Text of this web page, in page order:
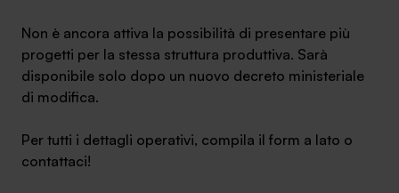
Non è ancora attiva la possibilità di presentare più
progetti per la stessa struttura produttiva. Sarà
disponibile solo dopo un nuovo decreto ministeriale
di modifica.
Per tutti i dettagli operativi, compila il form a lato o
contattaci!